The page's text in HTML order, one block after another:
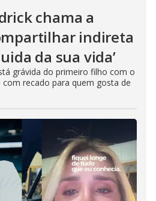
chama a
indireta
da sua vida’
grávida do primeiro filho com o
recado para quem gosta de